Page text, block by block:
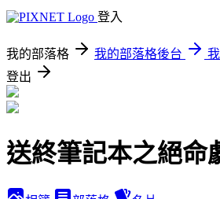
登入
我的部落格 我的部落格後台
登出
送終筆記本之絕命